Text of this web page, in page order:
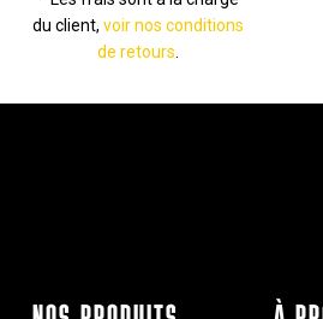
du client,voir nos conditions
de retours